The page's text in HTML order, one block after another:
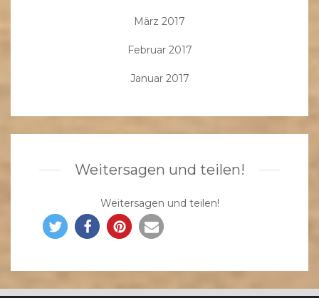
März 2017
Februar 2017
Januar 2017
Weitersagen und teilen!
Weitersagen und teilen!